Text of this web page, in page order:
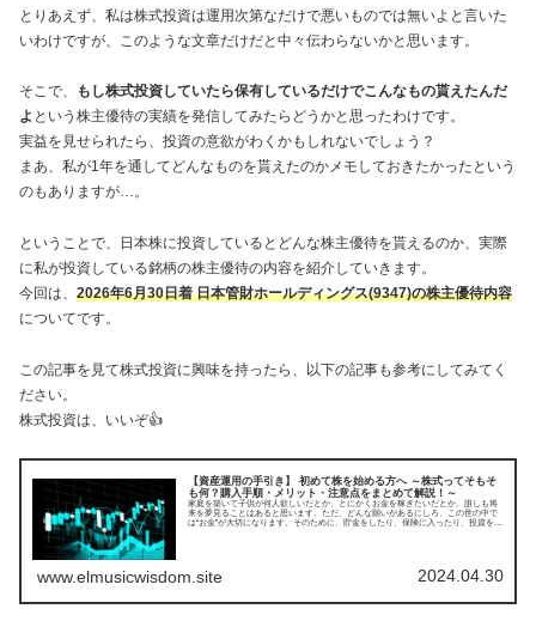
とりあえず、私は株式投資は運用次第なだけで悪いものでは無いよと言いた
いわけですが、このような文章だけだと中々伝わらないかと思います。
そこで、
もし株式投資していたら保有しているだけでこんなもの貰えたんだ
よ という株主優待の実績を発信してみたらどうかと思ったわけです。
実益を見せられたら、投資の意欲がわくかもしれないでしょう？
まあ、私が1年を通してどんなものを貰えたのかメモしておきたかったという
のもありますが…。
ということで、日本株に投資しているとどんな株主優待を貰えるのか、実際
に私が投資している銘柄の株主優待の内容を紹介していきます。
今回は、 2026年6月30日着 日本管財ホールディングス(9347)の株主優待内容
についてです。
この記事を見て株式投資に興味を持ったら、以下の記事も参考にしてみてく
ださい。
株式投資は、いいぞ👍
【資産運用の手引き】 初めて株を始める方へ ～株式ってそもそ
も何？購入手順・メリット・注意点をまとめて解説！～
家庭を築いて子供が何人欲しいだとか、とにかくお金を稼ぎたいだとか、誰しも将
来を夢見ることはあると思います。ただ、どんな願いがあるにしろ、この世の中で
は“お金”が大切になります。そのために、貯金をしたり、保険に入ったり、投資をし
www.elmusicwisdom.site 2024.04.30